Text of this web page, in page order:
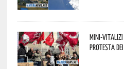
Mini-vitalizi
protesta